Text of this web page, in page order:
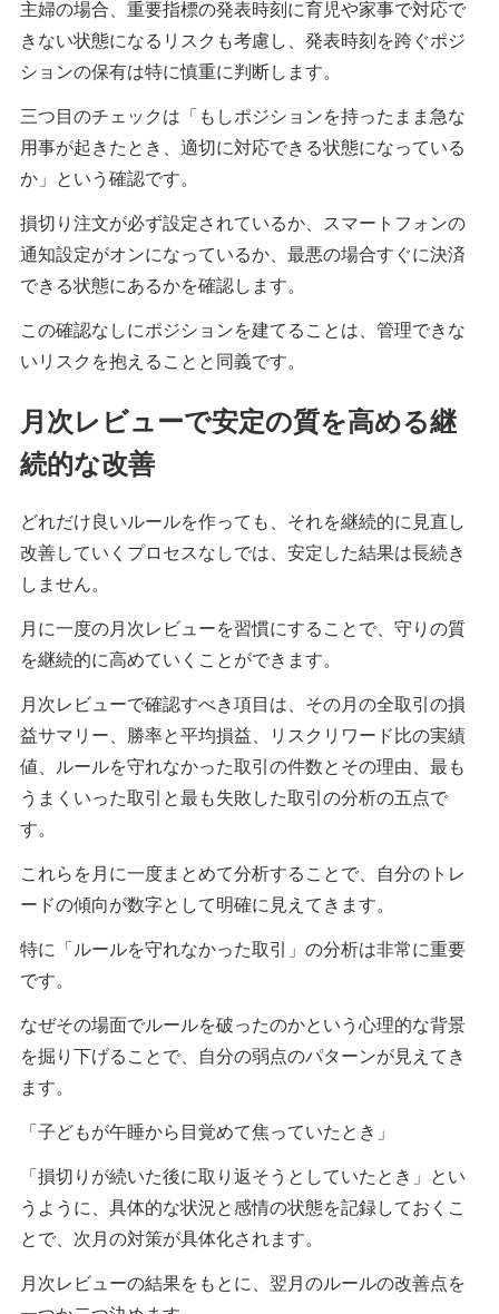
主婦の場合、重要指標の発表時刻に育児や家事で対応で
きない状態になるリスクも考慮し、発表時刻を跨ぐポジ
ションの保有は特に慎重に判断します。
三つ目のチェックは「もしポジションを持ったまま急な
用事が起きたとき、適切に対応できる状態になっている
か」という確認です。
損切り注文が必ず設定されているか、スマートフォンの
通知設定がオンになっているか、最悪の場合すぐに決済
できる状態にあるかを確認します。
この確認なしにポジションを建てることは、管理できな
いリスクを抱えることと同義です。
月次レビューで安定の質を高める継
続的な改善
どれだけ良いルールを作っても、それを継続的に見直し
改善していくプロセスなしでは、安定した結果は長続き
しません。
月に一度の月次レビューを習慣にすることで、守りの質
を継続的に高めていくことができます。
月次レビューで確認すべき項目は、その月の全取引の損
益サマリー、勝率と平均損益、リスクリワード比の実績
値、ルールを守れなかった取引の件数とその理由、最も
うまくいった取引と最も失敗した取引の分析の五点で
す。
これらを月に一度まとめて分析することで、自分のトレ
ードの傾向が数字として明確に見えてきます。
特に「ルールを守れなかった取引」の分析は非常に重要
です。
なぜその場面でルールを破ったのかという心理的な背景
を掘り下げることで、自分の弱点のパターンが見えてき
ます。
「子どもが午睡から目覚めて焦っていたとき」
「損切りが続いた後に取り返そうとしていたとき」とい
うように、具体的な状況と感情の状態を記録しておくこ
とで、次月の対策が具体化されます。
月次レビューの結果をもとに、翌月のルールの改善点を